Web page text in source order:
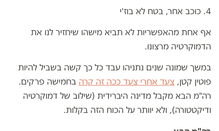
4. כוכב אחר, בטח לא בוז'י
אף אחת מהאפשריות לא תביא מישהו שיחזיר לנו את
הדמוקרטיה מרצונו.
במשך שמונה שנים נתניהו עבד כל כך קשה בשביל להיות
פוטין קטן, צעד אחרי צעד ככה זה קרה בחמישה פרקים.
רה"מ הבא מקבל מדינה היברידית (שילוב של דמוקרטיה
ודיקטטורה), ולא יוותר על הכוח הזה בקלות.